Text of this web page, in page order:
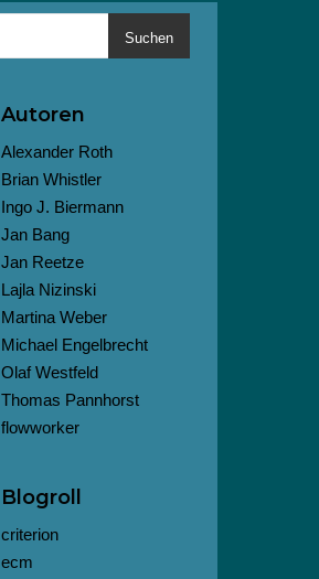
Suchen
Autoren
Alexander Roth
Brian Whistler
Ingo J. Biermann
Jan Bang
Jan Reetze
Lajla Nizinski
Martina Weber
Michael Engelbrecht
Olaf Westfeld
Thomas Pannhorst
flowworker
Blogroll
criterion
ecm